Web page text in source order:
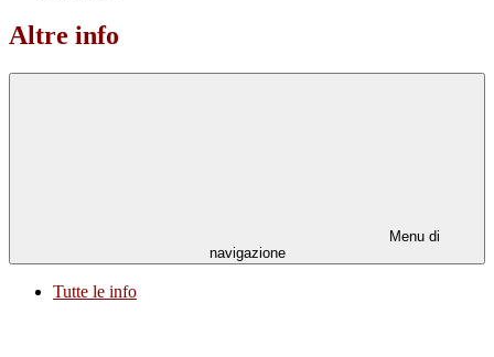
Altre info
Menu di
navigazione
Tutte le info